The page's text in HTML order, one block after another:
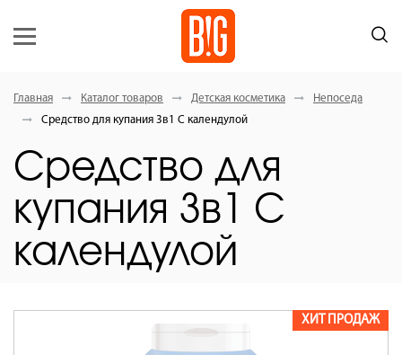
Главная Каталог товаров Детская косметика
Непоседа
Средство для купания 3в1 С календулой
Средство для
купания 3в1 С
календулой
ХИТ ПРОДАЖ